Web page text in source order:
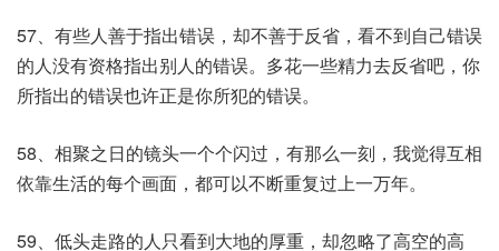
57、有些人善于指出错误，却不善于反省，看不到自己错误
的人没有资格指出别人的错误。多花一些精力去反省吧，你
所指出的错误也许正是你所犯的错误。
58、相聚之日的镜头一个个闪过，有那么一刻，我觉得互相
依靠生活的每个画面，都可以不断重复过上一万年。
59、低头走路的人只看到大地的厚重，却忽略了高空的高